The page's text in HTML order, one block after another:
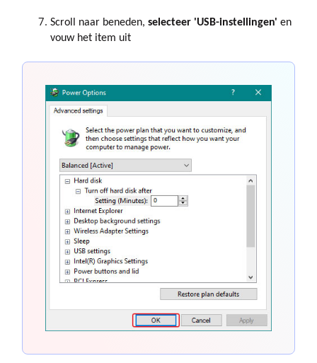
Scroll naar beneden, selecteer 'USB-instellingen' en
vouw het item uit